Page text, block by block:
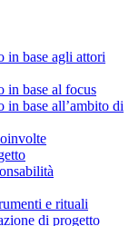
in base agli attori
in base al focus
base all’ambito di
e rituali
di progetto